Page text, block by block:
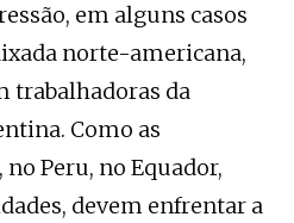
em alguns casos
norte-americana,
trabalhadoras da
Como as
Peru, no Equador,
devem enfrentar a